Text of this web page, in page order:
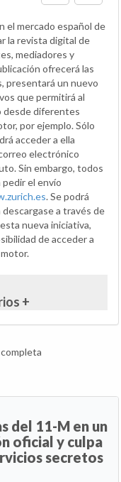
el mercado español de
la revista digital de
mediadores y
ofrecerá las
presentará un nuevo
que permitirá al
desde diferentes
por ejemplo. Sólo
acceder a ella
electrónico
Sin embargo, todos
el envío
. Se podrá
a través de
nueva iniciativa,
de acceder a
+
del 11-M en un
oficial y culpa
secretos